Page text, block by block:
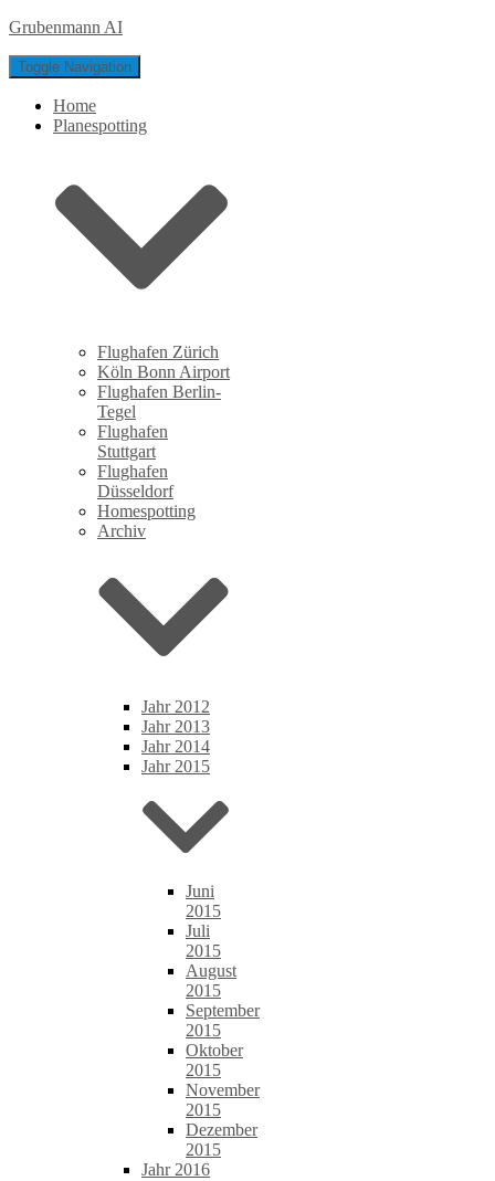
Grubenmann AI
Toggle Navigation
Home
Planespotting
Flughafen Zürich
Köln Bonn Airport
Flughafen Berlin-
Tegel
Flughafen
Stuttgart
Flughafen
Düsseldorf
Homespotting
Archiv
Jahr 2012
Jahr 2013
Jahr 2014
Jahr 2015
Juni
2015
Juli
2015
August
2015
September
2015
Oktober
2015
November
2015
Dezember
2015
Jahr 2016